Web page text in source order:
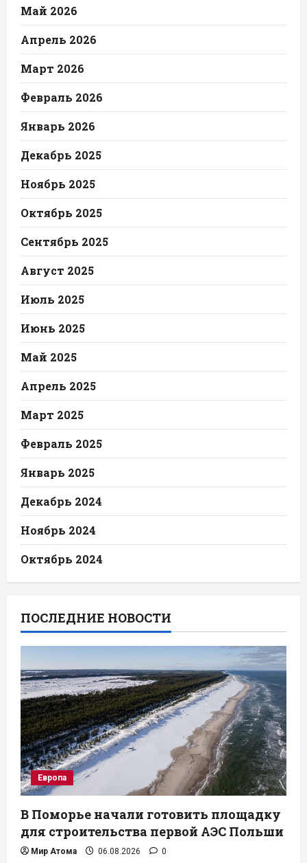
Май 2026
Апрель 2026
Март 2026
Февраль 2026
Январь 2026
Декабрь 2025
Ноябрь 2025
Октябрь 2025
Сентябрь 2025
Август 2025
Июль 2025
Июнь 2025
Май 2025
Апрель 2025
Март 2025
Февраль 2025
Январь 2025
Декабрь 2024
Ноябрь 2024
Октябрь 2024
ПОСЛЕДНИЕ НОВОСТИ
Европа
В Поморье начали готовить площадку
для строительства первой АЭС Польши
Мир Атома 06.08.2026 0